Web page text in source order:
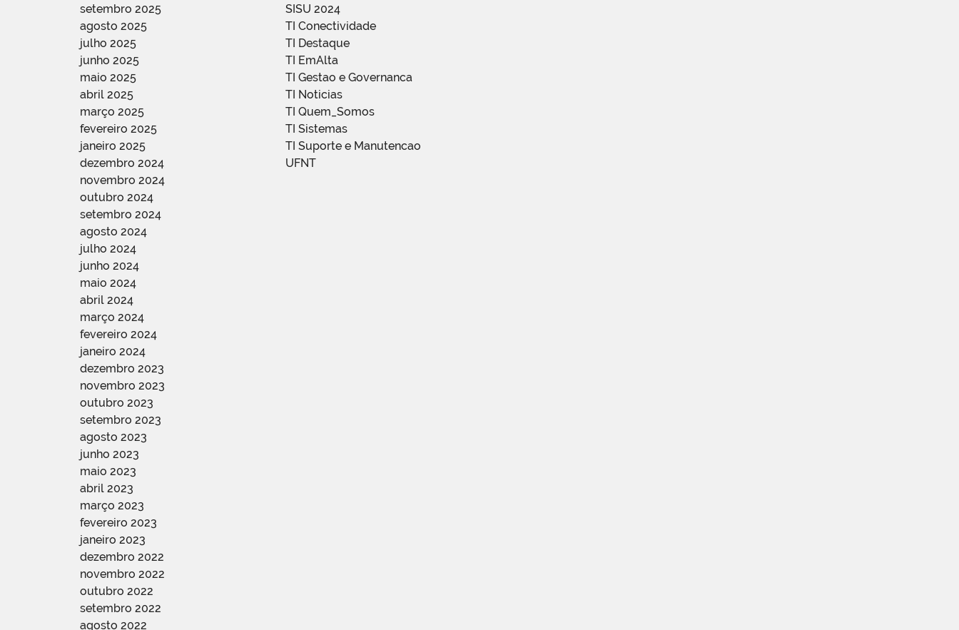
setembro 2025
agosto 2025
julho 2025
junho 2025
maio 2025
abril 2025
março 2025
fevereiro 2025
janeiro 2025
dezembro 2024
novembro 2024
outubro 2024
setembro 2024
agosto 2024
julho 2024
junho 2024
maio 2024
abril 2024
março 2024
fevereiro 2024
janeiro 2024
dezembro 2023
novembro 2023
outubro 2023
setembro 2023
agosto 2023
junho 2023
maio 2023
abril 2023
março 2023
fevereiro 2023
janeiro 2023
dezembro 2022
novembro 2022
outubro 2022
setembro 2022
agosto 2022
SISU 2024
TI Conectividade
TI Destaque
TI EmAlta
TI Gestao e Governanca
TI Noticias
TI Quem_Somos
TI Sistemas
TI Suporte e Manutencao
UFNT